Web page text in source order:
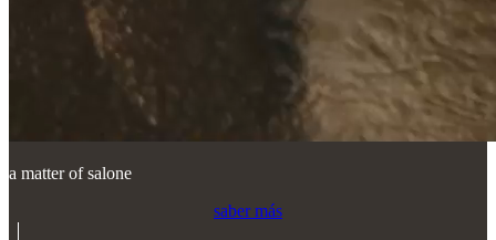
a matter of salone
saber más